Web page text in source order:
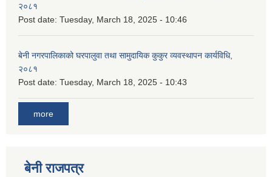
२०८१
Post date: Tuesday, March 18, 2025 - 10:46
बेनी नगरपालिकाको घरपालुवा तथा सामुदायिक कुकुर व्यवस्थापन कार्यविधि,
२०८१
Post date: Tuesday, March 18, 2025 - 10:43
more
बेनी राजपत्र